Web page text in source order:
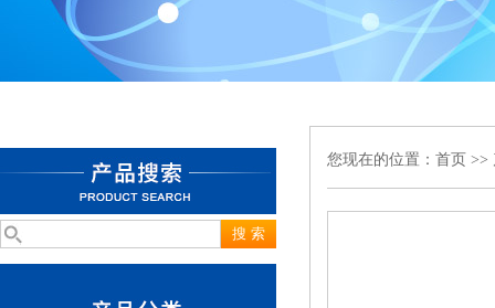
您现在的位置： 首页 >>